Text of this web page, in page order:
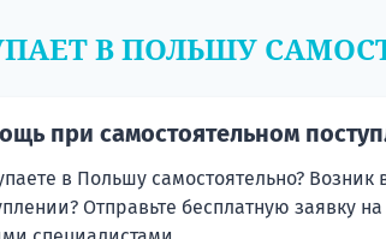
В ПОЛЬШУ
при самостоятельном
в Польшу самостоятельно? Возник
Отправьте бесплатную заявку